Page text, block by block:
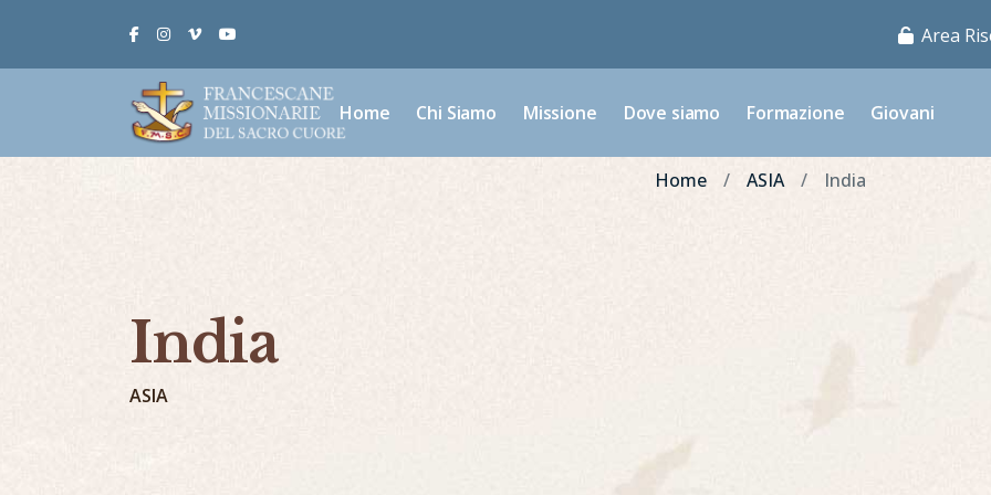
FacebookInstagram
Vimeo Area
Home Chi Siamo Missione Dove siamo Formazione Giovani
Home ASIA India
India
ASIA